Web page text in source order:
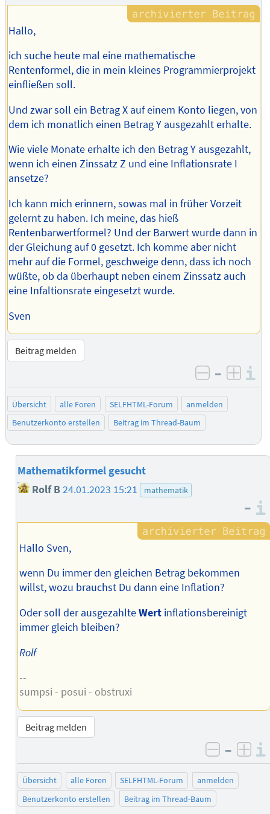
Hallo,
ich suche heute mal eine mathematische
Rentenformel, die in mein kleines Programmierprojekt
einfließen soll.
Und zwar soll ein Betrag X auf einem Konto liegen, von
dem ich monatlich einen Betrag Y ausgezahlt erhalte.
Wie viele Monate erhalte ich den Betrag Y ausgezahlt,
wenn ich einen Zinssatz Z und eine Inflationsrate I
ansetze?
Ich kann mich erinnern, sowas mal in früher Vorzeit
gelernt zu haben. Ich meine, das hieß
Rentenbarwertformel? Und der Barwert wurde dann in
der Gleichung auf 0 gesetzt. Ich komme aber nicht
mehr auf die Formel, geschweige denn, dass ich noch
wüßte, ob da überhaupt neben einem Zinssatz auch
eine Infaltionsrate eingesetzt wurde.
Sven
Beitrag melden
negativ
–
Übersicht alle Foren SELFHTML-Forum
anmelden
Benutzerkonto erstellen
Beitrag im Thread-Baum
Mathematikformel gesucht
Rolf B24.01.2023 15:21 mathematik
–
Hallo Sven,
wenn Du immer den gleichen Betrag bekommen
willst, wozu brauchst Du dann eine Inflation?
Oder soll der ausgezahlteWertinflationsbereinigt
immer gleich bleiben?
Rolf
--
sumpsi - posui - obstruxi
Beitrag melden
negativ
–
Übersicht alle Foren SELFHTML-Forum
anmelden
Benutzerkonto erstellen
Beitrag im Thread-Baum